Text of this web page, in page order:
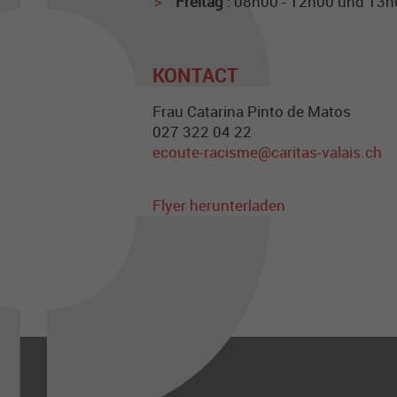
KONTACT
Frau Catarina Pinto de Matos
027 322 04 22
ecoute-racisme@caritas-valais.ch
Flyer herunterladen